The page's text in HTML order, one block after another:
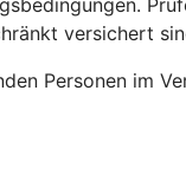
versichert
Personen im